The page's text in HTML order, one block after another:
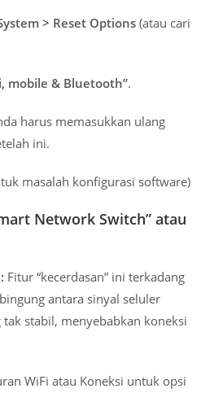
> Reset Options(atau cari
mobile & Bluetooth”.
harus memasukkan ulang
ini.
masalah konfigurasi software)
Network Switch” atau
Fitur “kecerdasan” ini terkadang
antara sinyal seluler
tak stabil, menyebabkan koneksi
WiFi atau Koneksi untuk opsi